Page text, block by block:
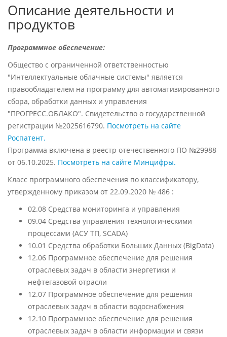
Описание деятельности и
продуктов
Программное обеспечение:
Общество с ограниченной ответственностью
"Интеллектуальные облачные системы" является
правообладателем на программу для автоматизированного
сбора, обработки данных и управления
"ПРОГРЕСС.ОБЛАКО". Свидетельство о государственной
регистрации №2025616790. Посмотреть на сайте
Роспатент.
Программа включена в реестр отечественного ПО №29988
от 06.10.2025. Посмотреть на сайте Минцифры.
Класс программного обеспечения по классификатору,
утвержденному приказом от 22.09.2020 № 486 :
02.08 Средства мониторинга и управления
09.04 Средства управления технологическими
процессами (АСУ ТП, SCADA)
10.01 Средства обработки Больших Данных (BigData)
12.06 Программное обеспечение для решения
отраслевых задач в области энергетики и
нефтегазовой отрасли
12.07 Программное обеспечение для решения
отраслевых задач в области водоснабжения
12.10 Программное обеспечение для решения
отраслевых задач в области информации и связи